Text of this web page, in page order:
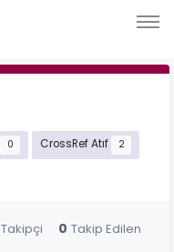
0 CrossRef Atıf 2
Takipçi 0 Takip Edilen